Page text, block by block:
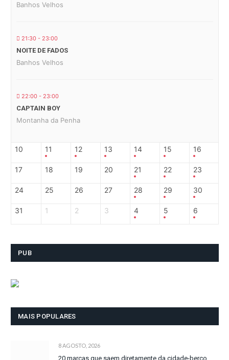
Banhos Velhos
21:30 - 23:00
NOITE DE FADOS
Banhos Velhos
22:00 - 23:00
CAPTAIN BOY
Montanha da Penha
10 11 12 13 14 15 16
17 18 19 20 21 22 23
24 25 26 27 28 29 30
31 1 2 3 4 5 6
PUB
MAIS POPULARES
8 AGOSTO, 2026
20 marcas que saem diretamente da cidade-berço